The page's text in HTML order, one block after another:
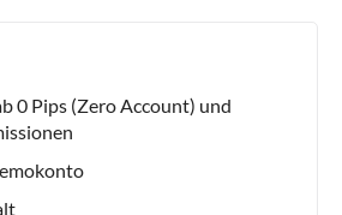
0 Pips (Zero Account) und